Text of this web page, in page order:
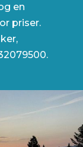
en
priser.